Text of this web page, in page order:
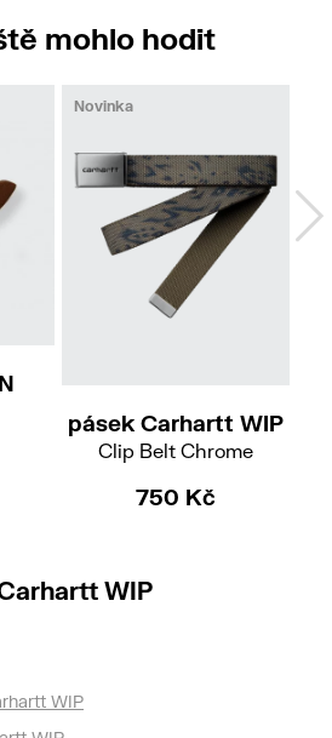
mohlo hodit
Novinka
pásek Carhartt WIP
Clip Belt Chrome
750 Kč
WIP
WIP